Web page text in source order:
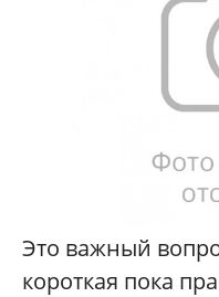
Это важный
короткая пока